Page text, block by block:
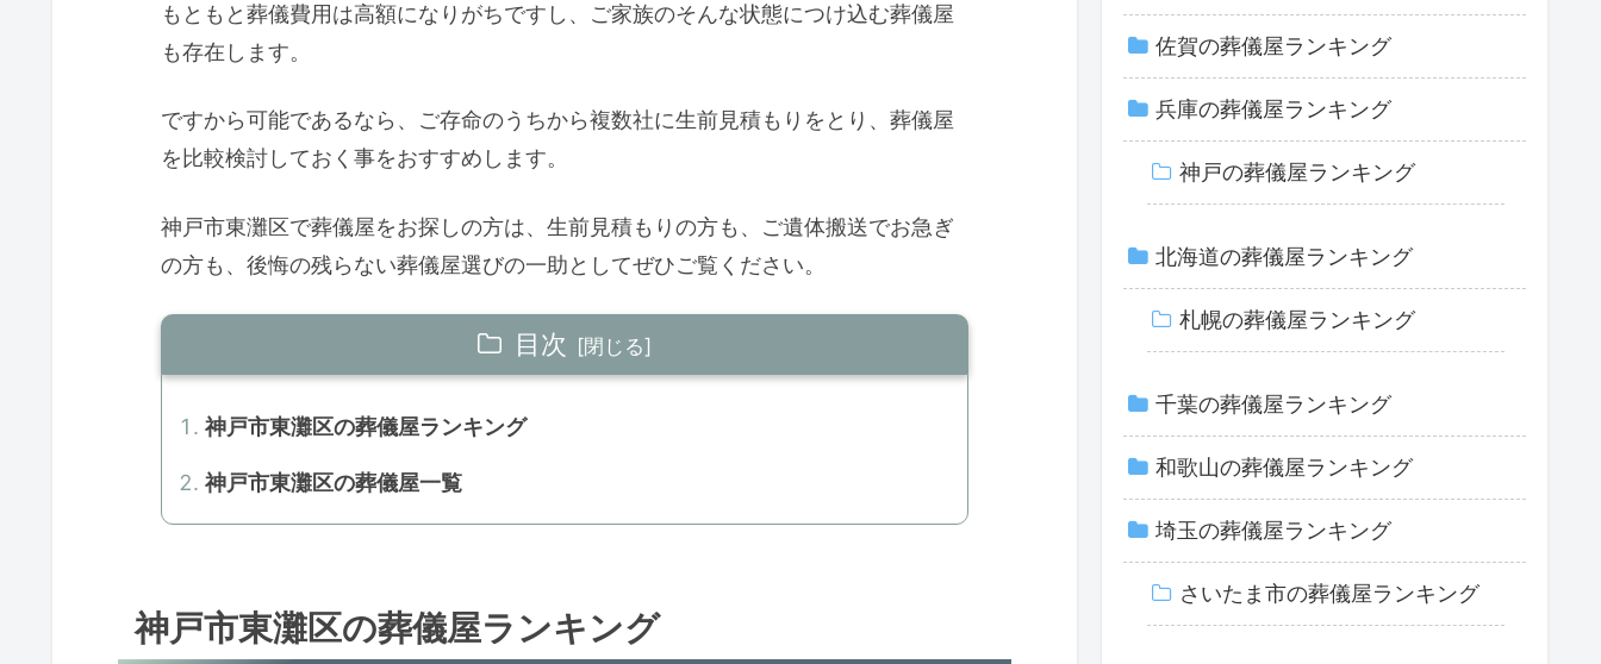
もともと葬儀費用は高額になりがちですし、ご家族のそんな状態につけ込む葬儀屋
も存在します。
ですから可能であるなら、ご存命のうちから複数社に生前見積もりをとり、葬儀屋
を比較検討しておく事をおすすめします。
神戸市東灘区で葬儀屋をお探しの方は、生前見積もりの方も、ご遺体搬送でお急ぎ
の方も、後悔の残らない葬儀屋選びの一助としてぜひご覧ください。
目次
神戸市東灘区の葬儀屋ランキング
神戸市東灘区の葬儀屋一覧
神戸市東灘区の葬儀屋ランキング
佐賀の葬儀屋ランキング
兵庫の葬儀屋ランキング
神戸の葬儀屋ランキング
北海道の葬儀屋ランキング
札幌の葬儀屋ランキング
千葉の葬儀屋ランキング
和歌山の葬儀屋ランキング
埼玉の葬儀屋ランキング
さいたま市の葬儀屋ランキング